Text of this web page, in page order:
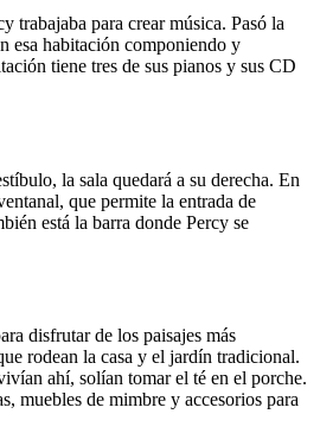
trabajaba para crear música. Pasó la
esa habitación componiendo y
tiene tres de sus pianos y sus CD
la sala quedará a su derecha. En
que permite la entrada de
está la barra donde Percy se
disfrutar de los paisajes más
rodean la casa y el jardín tradicional.
ahí, solían tomar el té en el porche.
muebles de mimbre y accesorios para